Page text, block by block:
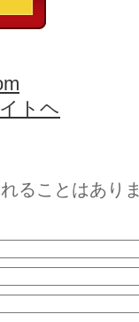
トヘ
ることはあり